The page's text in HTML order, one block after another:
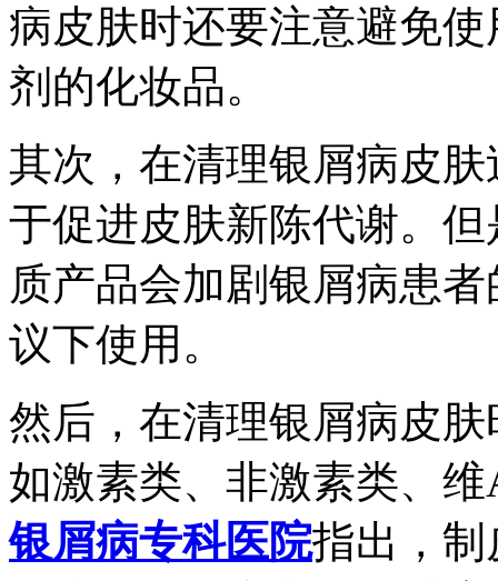
病皮肤时还要注意避免
剂的化妆品。
其次，在清理银屑病皮
于促进皮肤新陈代谢。
质产品会加剧银屑病患
议下使用。
然后，在清理银屑病皮
如激素类、非激素类、
银屑病专科医院指出，